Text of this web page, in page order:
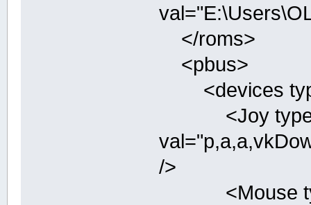
</roms>
<pbus>
<devices
<Joy
/>
<Mouse